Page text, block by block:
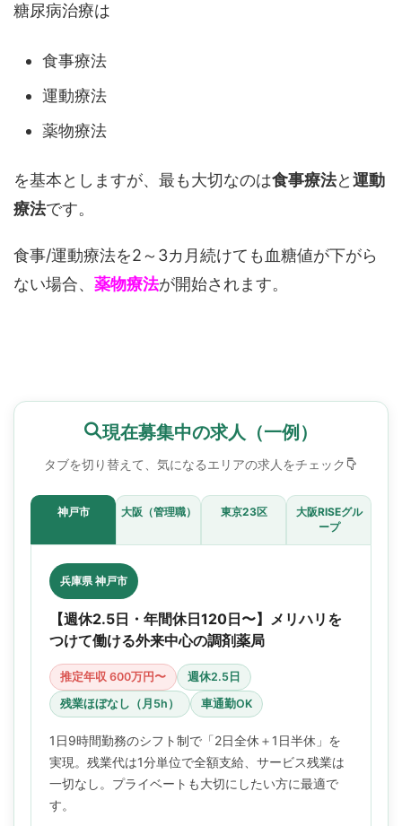
糖尿病治療は
食事療法
運動療法
薬物療法
を基本としますが、最も大切なのは食事療法と運動
療法です。
食事/運動療法を2～3カ月続けても血糖値が下がら
ない場合、 薬物療法が開始されます。
現在募集中の求人（一例）
タブを切り替えて、気になるエリアの求人をチェック
神戸市 大阪（管理職） 東京23区
大阪RISEグル
ープ
兵庫県 神戸市
【週休2.5日・年間休日120日〜】メリハリを
つけて働ける外来中心の調剤薬局
推定年収 600万円〜
週休2.5日
残業ほぼなし（月5h）
車通勤OK
1日9時間勤務のシフト制で「2日全休＋1日半休」を
実現。残業代は1分単位で全額支給、サービス残業は
一切なし。プライベートも大切にしたい方に最適で
す。